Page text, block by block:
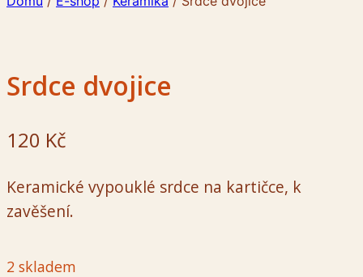
Srdce dvojice
120 Kč
Keramické vypouklé srdce na kartičce, k
zavěšení.
2 skladem